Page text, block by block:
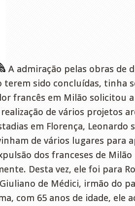
A admiração pelas obras de
terem sido concluídas, tinha
francês em Milão solicitou
de vários projetos
em Florença, Leonardo
de vários lugares para
dos franceses de Milão
Desta vez, ele foi para
de Médici, irmão do
com 65 anos de idade, ele